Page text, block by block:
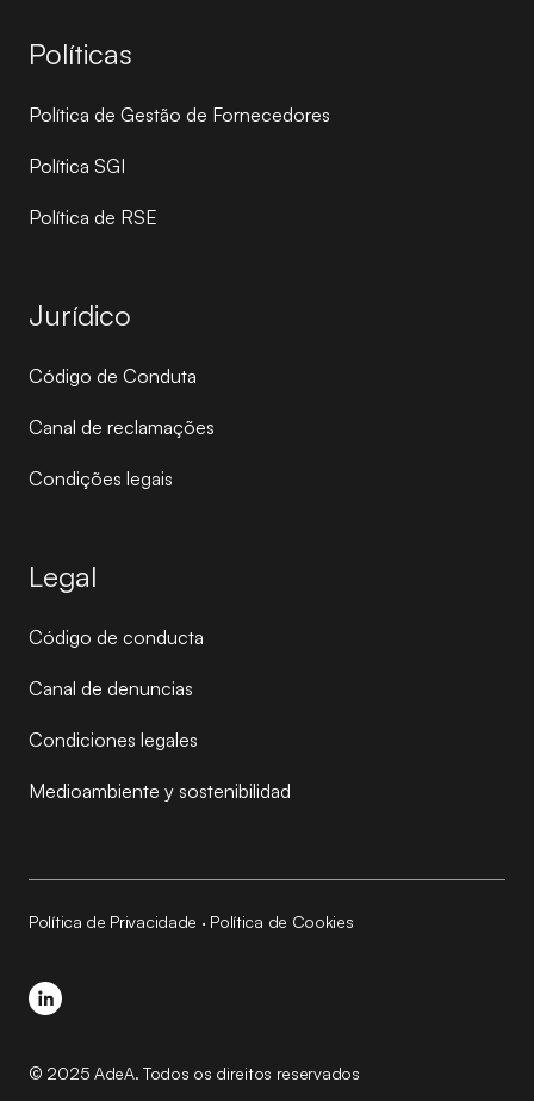
Políticas
Política de Gestão de Fornecedores
Política SGI
Política de RSE
Jurídico
Código de Conduta
Canal de reclamações
Condições legais
Legal
Código de conducta
Canal de denuncias
Condiciones legales
Medioambiente y sostenibilidad
© 2025 AdeA. Todos os direitos reservados
Política de Privacidade · Política de Cookies